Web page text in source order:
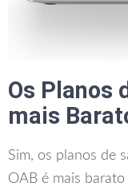
Os Planos
mais
Sim, os planos de
OAB é mais